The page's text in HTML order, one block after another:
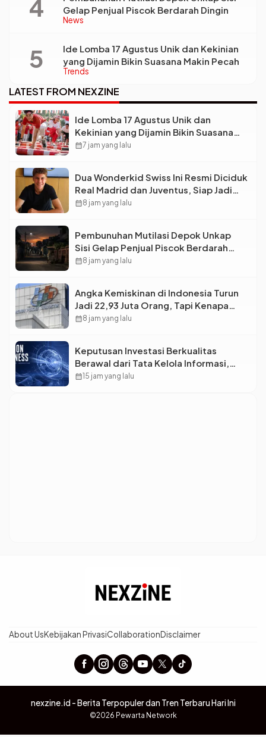
News
Gelap Penjual Piscok Berdarah Dingin
Trends
Ide Lomba 17 Agustus Unik dan Kekinian
yang Dijamin Bikin Suasana Makin Pecah
LATEST FROM NEXZINE
Ide Lomba 17 Agustus Unik dan
Kekinian yang Dijamin Bikin Suasana
Makin Pecah
calendar_month7 jam yang lalu
Dua Wonderkid Swiss Ini Resmi Diciduk
Real Madrid dan Juventus, Siap Jadi
Bintang Baru Eropa
calendar_month8 jam yang lalu
Pembunuhan Mutilasi Depok Unkap
Sisi Gelap Penjual Piscok Berdarah
Dingin
calendar_month8 jam yang lalu
Angka Kemiskinan di Indonesia Turun
Jadi 22,93 Juta Orang, Tapi Kenapa
Ketimpangan Desa dan Kota Malah
calendar_month8 jam yang lalu
Keputusan Investasi Berkualitas
Berawal dari Tata Kelola Informasi,
Monica Triyadi: Bukan Sekadar Analisis
calendar_month15 jam yang lalu
About UsKebijakan PrivasiCollaborationDisclaimer
nexzine.id - Berita Terpopuler dan Tren Terbaru Hari Ini
©2026 Pewarta Network